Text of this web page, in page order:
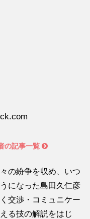
の記事一覧
の紛争を収め、いつ
になった島田久仁彦
交渉・コミュニケー
る技の解説をはじ